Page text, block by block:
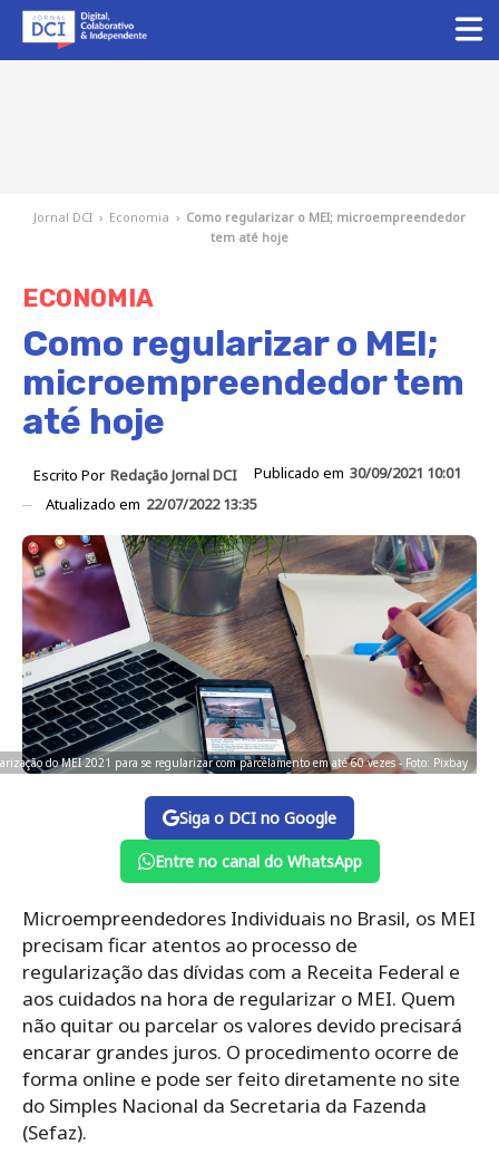
Jornal DCI › Economia › Como regularizar o MEI; microempreendedor
tem até hoje
ECONOMIA
Como regularizar o MEI;
microempreendedor tem
até hoje
Escrito Por Redação Jornal DCI Publicado em 30/09/2021 10:01
Atualizado em 22/07/2022 13:35
do MEI 2021 para se regularizar com parcelamento em até 60 vezes - Foto: Pixbay
Siga o DCI no Google
Entre no canal do WhatsApp
Microempreendedores Individuais no Brasil, os MEI
precisam ficar atentos ao processo de
regularização das dívidas com a Receita Federal e
aos cuidados na hora de regularizar o MEI. Quem
não quitar ou parcelar os valores devido precisará
encarar grandes juros. O procedimento ocorre de
forma online e pode ser feito diretamente no site
do Simples Nacional da Secretaria da Fazenda
(Sefaz).